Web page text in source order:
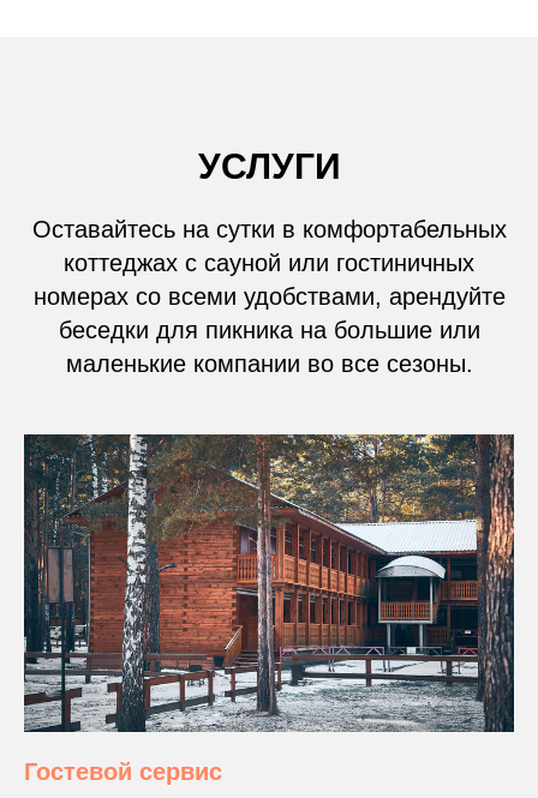
УСЛУГИ
Оставайтесь на сутки в комфортабельных
коттеджах с сауной или гостиничных
номерах со всеми удобствами, арендуйте
беседки для пикника на большие или
маленькие компании во все сезоны.
Гостевой сервис